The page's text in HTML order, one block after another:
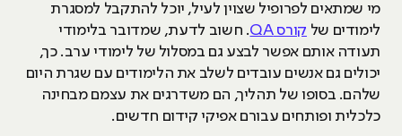
מי שמתאים לפרופיל שצוין לעיל, יוכל להתקבל למסגרת
לימודים של קורס QA
. חשוב לדעת, שמדובר בלימודי
תעודה אותם אפשר לבצע גם במסלול של לימודי ערב. כך,
יכולים גם אנשים עובדים לשלב את הלימודים עם שגרת היום
שלהם. בסופו של תהליך, הם משדרגים את עצמם מבחינה
כלכלית ופותחים עבורם אפיקי קידום חדשים.